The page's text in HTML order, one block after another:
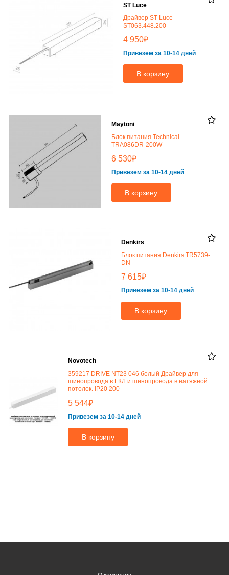
ST Luce
Драйвер ST-Luce
ST063.448.200
4 950₽
Привезем за 10-14 дней
В корзину
Maytoni
Блок питания Technical
TRA086DR-200W
6 530₽
Привезем за 10-14 дней
В корзину
Denkirs
Блок питания Denkirs TR5739-
DN
7 615₽
Привезем за 10-14 дней
В корзину
Novotech
359217 DRIVE NT23 046 белый Драйвер для
шинопровода в ГКЛ и шинопровода в натяжной
потолок. IP20 200
5 544₽
Привезем за 10-14 дней
В корзину